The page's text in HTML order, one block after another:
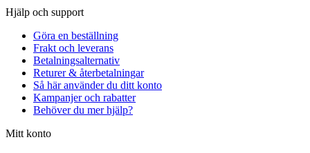
Hjälp och support
Göra en beställning
Frakt och leverans
Betalningsalternativ
Returer & återbetalningar
Så här använder du ditt konto
Kampanjer och rabatter
Behöver du mer hjälp?
Mitt konto